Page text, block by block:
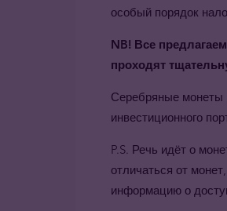
особый порядок
NB! Все
проходят
Серебряные монеты
инвестиционного
P.S. Речь идёт о
отличаться от
информацию о